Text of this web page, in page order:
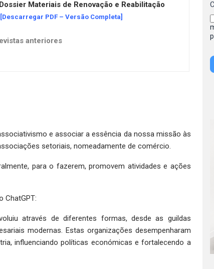
Dossier Materiais de Renovação e Reabilitação
PDF – Versão Completa]
anteriores
e associar a essência da nossa missão às
setoriais, nomeadamente de comércio.
para o fazerem, promovem atividades e ações
ChatGPT:
através de diferentes formas, desde as guildas
modernas. Estas organizações desempenharam
influenciando políticas económicas e fortalecendo a